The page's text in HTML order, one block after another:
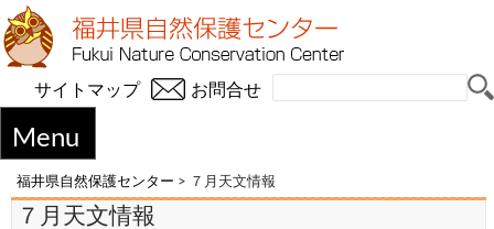
お問合せ
サイトマップ
Menu
福井県自然保護センター > ７月天文情報
７月天文情報